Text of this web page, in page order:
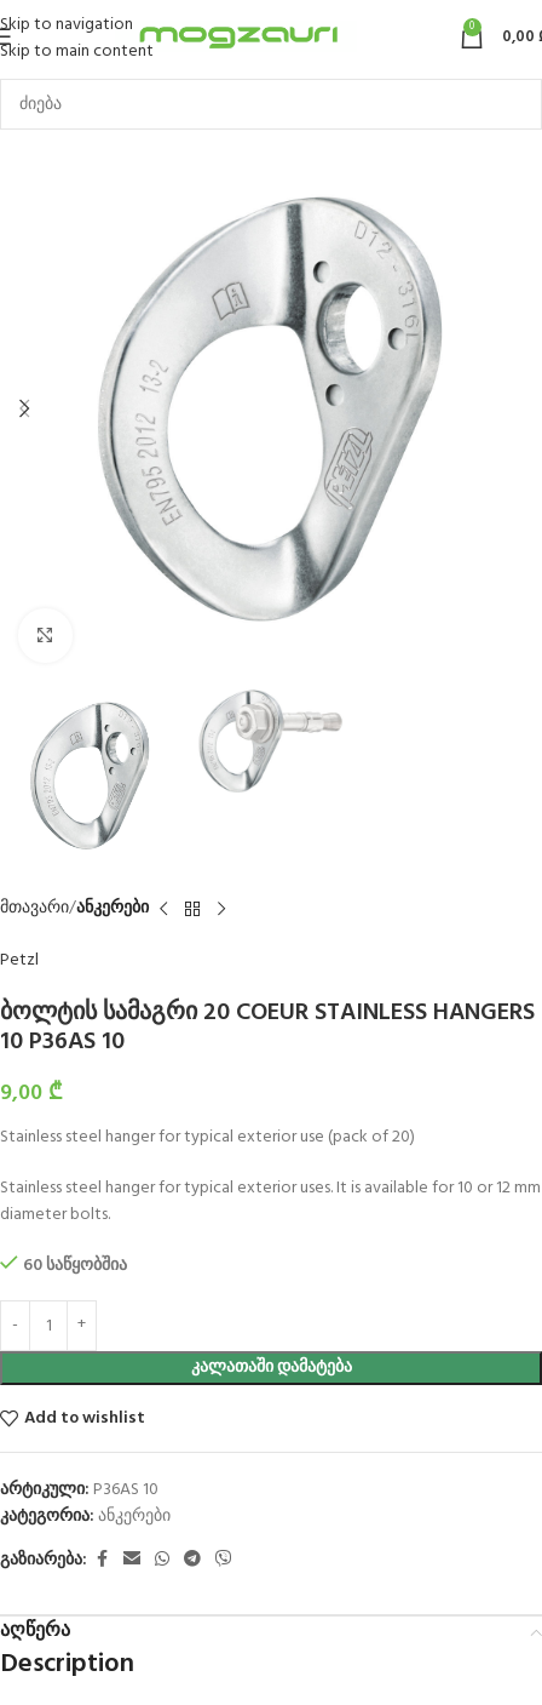
Skip to navigation
Skip to main content
0 0,00
მთავარი ანკერები
Petzl
ბოლტის სამაგრი 20 COEUR STAINLESS HANGERS
10 P36AS 10
9,00 ₾
Stainless steel hanger for typical exterior use (pack of 20)
Stainless steel hanger for typical exterior uses. It is available for 10 or 12 mm
diameter bolts.
60 საწყობშია
ᲙᲐᲚᲐᲗᲐᲨᲘ ᲓᲐᲛᲐᲢᲔᲑᲐ
Add to wishlist
არტიკული: P36AS 10
კატეგორია:ანკერები
გაზიარება:
აღწერა
Description